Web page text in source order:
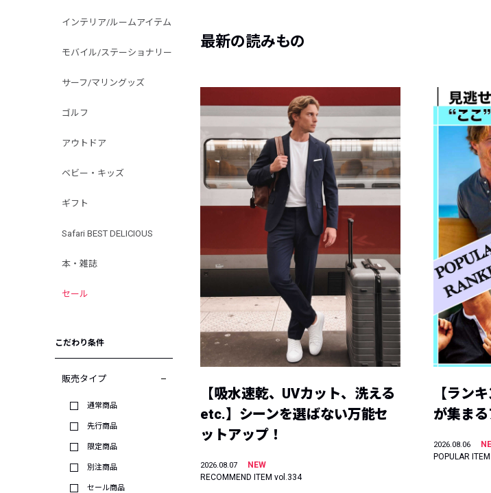
インテリア/ルームアイテム
モバイル/ステーショナリー
サーフ/マリングッズ
ゴルフ
アウトドア
ベビー・キッズ
ギフト
Safari BEST DELICIOUS
本・雑誌
セール
こだわり条件
販売タイプ
通常商品
先行商品
限定商品
別注商品
セール商品
最新の読みもの
【吸水速乾、UVカット、洗える
etc.】シーンを選ばない万能セ
ットアップ！
2026.08.07
NEW
RECOMMEND ITEM vol.334
【ラン
が集ま
2026.08.06
POPULAR